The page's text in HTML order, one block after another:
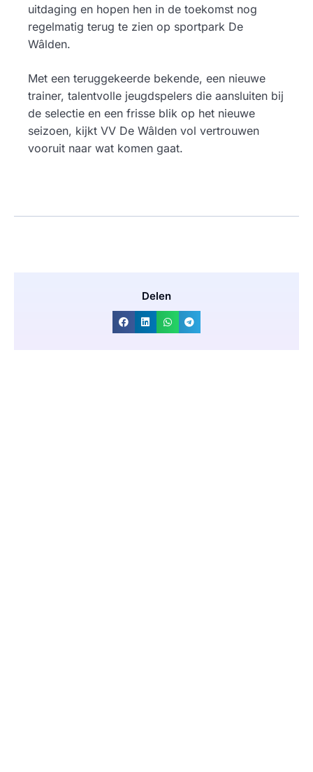
uitdaging en hopen hen in de toekomst nog
regelmatig terug te zien op sportpark De
Wâlden.
Met een teruggekeerde bekende, een nieuwe
trainer, talentvolle jeugdspelers die aansluiten bij
de selectie en een frisse blik op het nieuwe
seizoen, kijkt VV De Wâlden vol vertrouwen
vooruit naar wat komen gaat.
Delen